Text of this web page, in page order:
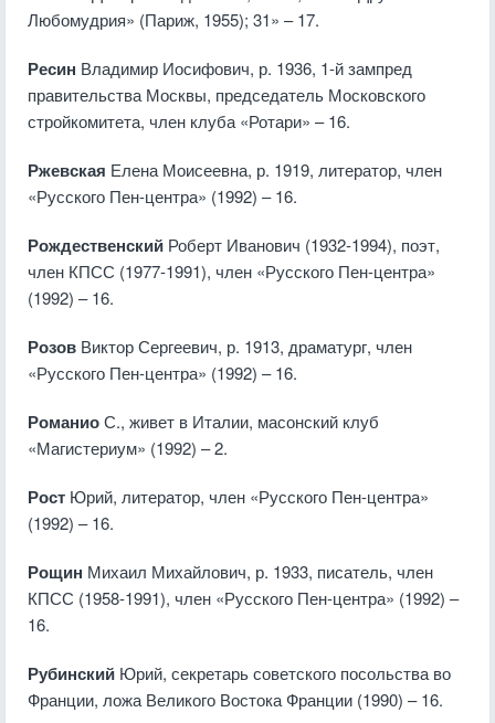
Любомудрия» (Париж, 1955); 31» – 17.
Ресин Владимир Иосифович, р. 1936, 1-й зампред
правительства Москвы, председатель Московского
стройкомитета, член клуба «Ротари» – 16.
Ржевская Елена Моисеевна, р. 1919, литератор, член
«Русского Пен-центра» (1992) – 16.
Рождественский Роберт Иванович (1932-1994), поэт,
член КПСС (1977-1991), член «Русского Пен-центра»
(1992) – 16.
Розов Виктор Сергеевич, р. 1913, драматург, член
«Русского Пен-центра» (1992) – 16.
РоманиоС., живет в Италии, масонский клуб
«Магистериум» (1992) – 2.
Рост Юрий, литератор, член «Русского Пен-центра»
(1992) – 16.
Рощин Михаил Михайлович, р. 1933, писатель, член
КПСС (1958-1991), член «Русского Пен-центра» (1992) –
16.
Рубинский Юрий, секретарь советского посольства во
Франции, ложа Великого Востока Франции (1990) – 16.